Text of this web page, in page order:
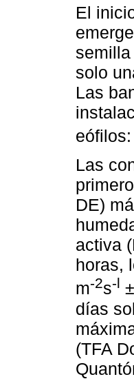
El
solo
Las
Las
DE)
activa
horas,
m-2s-l
días
(TFA